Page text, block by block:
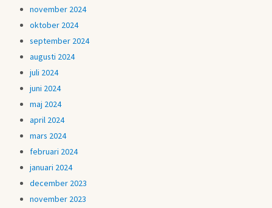
november 2024
oktober 2024
september 2024
augusti 2024
juli 2024
juni 2024
maj 2024
april 2024
mars 2024
februari 2024
januari 2024
december 2023
november 2023